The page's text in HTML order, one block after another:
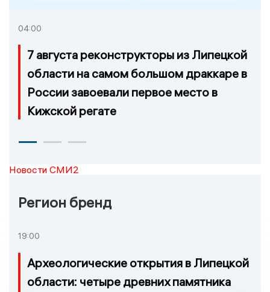
04:00
7 августа реконструкторы из Липецкой
области на самом большом драккаре в
России завоевали первое место в
Кижской регате
Новости СМИ2
Регион бренд
19:00
Археологические открытия в Липецкой
области: четыре древних памятника